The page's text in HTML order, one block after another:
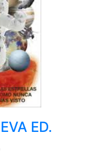
ED.